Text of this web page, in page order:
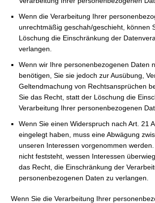
Wenn die Verarbeitung Ihrer
unrechtmäßig geschah/geschieht, können
Löschung die Einschränkung der
verlangen.
Wenn wir Ihre personenbezogenen Daten
benötigen, Sie sie jedoch zur Ausübung,
Geltendmachung von Rechtsansprüchen
Sie das Recht, statt der Löschung die
Verarbeitung Ihrer personenbezogenen
Wenn Sie einen Widerspruch nach Art. 21
eingelegt haben, muss eine Abwägung
unseren Interessen vorgenommen
nicht feststeht, wessen Interessen
das Recht, die Einschränkung der
personenbezogenen Daten zu verlangen.
Wenn Sie die Verarbeitung Ihrer